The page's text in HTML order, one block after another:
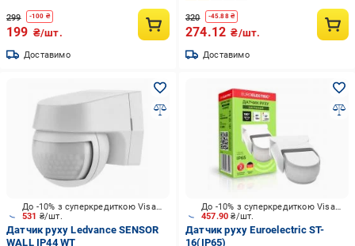
299 -100 ₴
199 ₴/шт.
Доставимо
320 -45.88₴
274.12 ₴/шт.
Доставимо
531 ₴/шт.
До -10% з суперкредиткою Visa Вигода
Датчик руху Ledvance SENSOR
WALL IP44 WT
457.90₴/шт.
До -10% з суперкредиткою Visa Вигода
Датчик руху Euroelectric ST-
16(IP65)